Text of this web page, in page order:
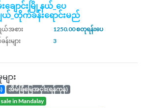
ချောင်းမြို့နယ်_ပေ
ယ်_တိုက်ခန်းရောင်းမည်
အစား
1250.00 စတုရန်းပေ
းများ
3
ား
အိမ်ခြံမြေအငှါး(ရန်ကုန်)
in Mandalay